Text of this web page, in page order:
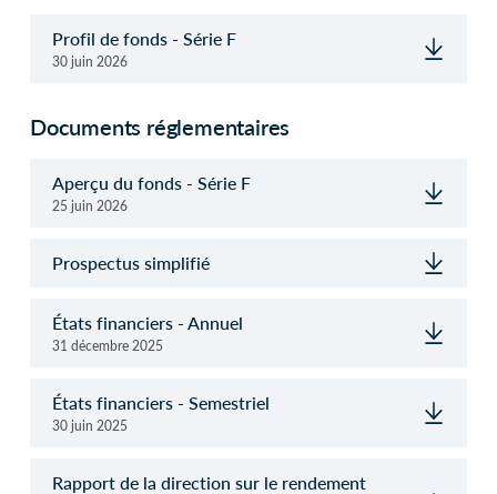
Profil de fonds - Série F
30 juin 2026
Documents réglementaires
Aperçu du fonds - Série F
25 juin 2026
Prospectus simplifié
États financiers - Annuel
31 décembre 2025
États financiers - Semestriel
30 juin 2025
Rapport de la direction sur le rendement